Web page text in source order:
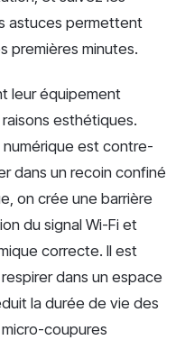
astuces permettent
premières minutes.
leur équipement
esthétiques.
numérique est contre-
dans un recoin confiné
on crée une barrière
du signal Wi-Fi et
correcte. Il est
dans un espace
la durée de vie des
coupures